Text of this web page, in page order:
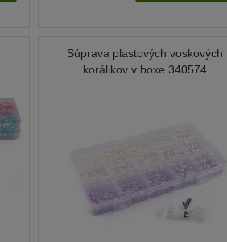
Súprava plastových voskových
korálikov v boxe 340574